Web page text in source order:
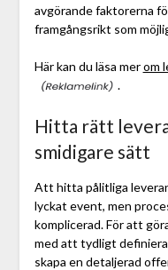
avgörande faktorerna
framgångsrikt som
Här kan du läsa merom
.
Hitta rätt
smidigare sätt
Att hitta pålitliga
lyckat event, men
komplicerad. För att
med att tydligt definiera
skapa en detaljerad